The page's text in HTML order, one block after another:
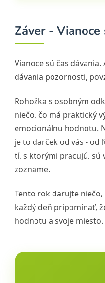
Záver - Vianoce
Vianoce sú čas dávania.
dávania pozornosti,
Rohožka s osobným
niečo, čo má praktický
emocionálnu hodnotu.
je to darček od vás - od
tí, s ktorými pracujú, sú
zozname.
Tento rok darujte niečo,
každý deň pripomínať,
hodnotu a svoje miesto.